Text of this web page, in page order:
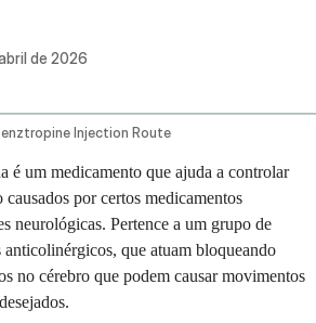
de 2026
Injection Route
é um medicamento que ajuda a controlar
por certos medicamentos
neurológicas. Pertence a um grupo de
anticolinérgicos, que atuam bloqueando
no cérebro que podem causar movimentos